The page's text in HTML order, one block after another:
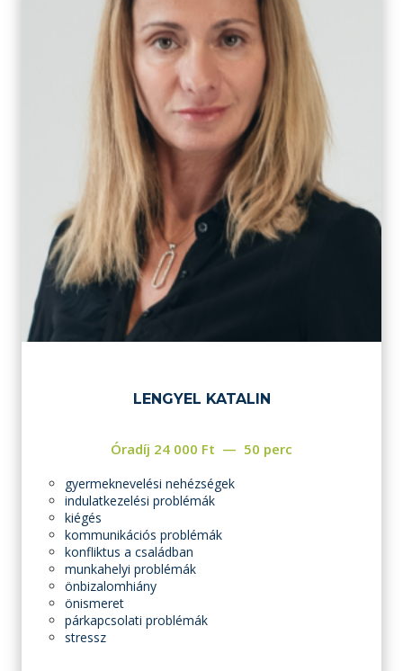
LENGYEL KATALIN
Óradíj 24 000 Ft 50 perc
gyermeknevelési nehézségek
indulatkezelési problémák
kiégés
kommunikációs problémák
konfliktus a családban
munkahelyi problémák
önbizalomhiány
önismeret
párkapcsolati problémák
stressz